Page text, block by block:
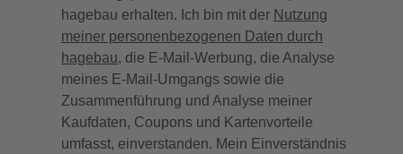
hagebau erhalten. Ich bin mit der Nutzung
meiner personenbezogenen Daten durch
hagebau, die E-Mail-Werbung, die Analyse
meines E-Mail-Umgangs sowie die
Zusammenführung und Analyse meiner
Kaufdaten, Coupons und Kartenvorteile
umfasst, einverstanden. Mein Einverständnis